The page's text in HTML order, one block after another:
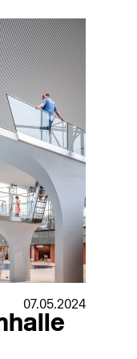
07.05.2024